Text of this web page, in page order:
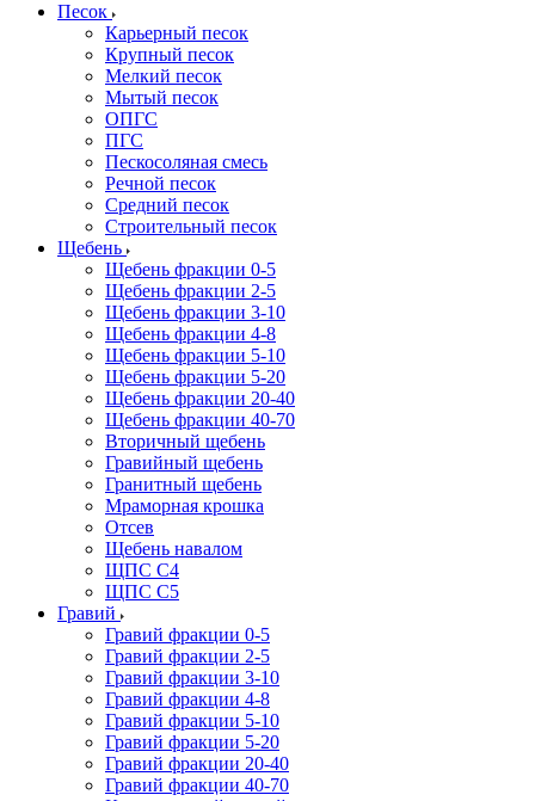
Песок
Карьерный песок
Крупный песок
Мелкий песок
Мытый песок
ОПГС
ПГС
Пескосоляная смесь
Речной песок
Средний песок
Строительный песок
Щебень
Щебень фракции 0-5
Щебень фракции 2-5
Щебень фракции 3-10
Щебень фракции 4-8
Щебень фракции 5-10
Щебень фракции 5-20
Щебень фракции 20-40
Щебень фракции 40-70
Вторичный щебень
Гравийный щебень
Гранитный щебень
Мраморная крошка
Отсев
Щебень навалом
ЩПС С4
ЩПС С5
Гравий
Гравий фракции 0-5
Гравий фракции 2-5
Гравий фракции 3-10
Гравий фракции 4-8
Гравий фракции 5-10
Гравий фракции 5-20
Гравий фракции 20-40
Гравий фракции 40-70